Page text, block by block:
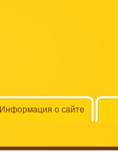
Информация о сайте